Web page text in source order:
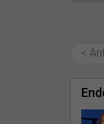
<